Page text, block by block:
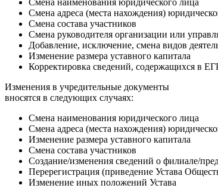
Смена адреса (места нахождения)
Смена состава участников
Смена руководителя организации или
Добавление, исключение, смена видов
Изменение размера уставного капитала
Корректировка сведений, содержащихся в
Изменения в учредительные документы
вносятся в следующих случаях:
Смена наименования юридического лица
Смена адреса (места нахождения)
Изменение размера уставного капитала
Смена состава участников
Создание/изменения сведений о филиале/
Перерегистрация (приведение Устава
Изменение иных положений Устава